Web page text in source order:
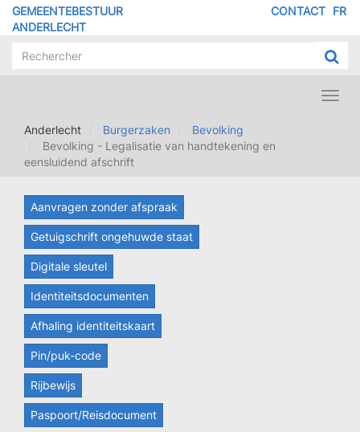
Overslaan
GEMEENTEBESTUUR
ANDERLECHT
FR
CONTACT
Anderlecht
Burgerzaken
Bevolking
Bevolking - Legalisatie van handtekening en
eensluidend afschrift
Aanvragen zonder afspraak
Getuigschrift ongehuwde staat
Digitale sleutel
Identiteitsdocumenten
Afhaling identiteitskaart
Pin/puk-code
Rijbewijs
Paspoort/Reisdocument